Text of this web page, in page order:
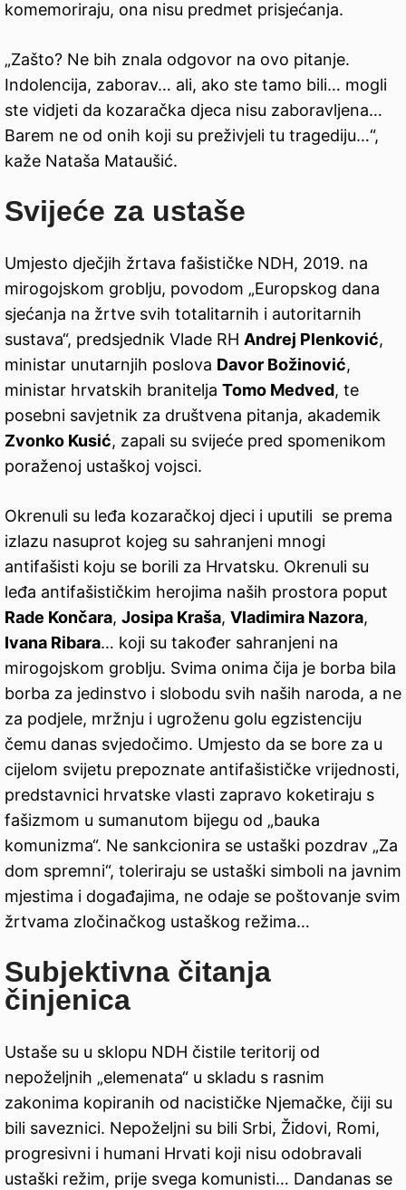
komemoriraju, ona nisu predmet prisjećanja.
„Zašto? Ne bih znala odgovor na ovo pitanje.
Indolencija, zaborav… ali, ako ste tamo bili… mogli
ste vidjeti da kozaračka djeca nisu zaboravljena…
Barem ne od onih koji su preživjeli tu tragediju…“,
kaže Nataša Mataušić.
Svijeće za ustaše
Umjesto dječjih žrtava fašističke NDH, 2019. na
mirogojskom groblju, povodom „Europskog dana
sjećanja na žrtve svih totalitarnih i autoritarnih
sustava“, predsjednik Vlade RH Andrej Plenković,
ministar unutarnjih poslova Davor Božinović,
ministar hrvatskih branitelja Tomo Medved, te
posebni savjetnik za društvena pitanja, akademik
Zvonko Kusić, zapali su svijeće pred spomenikom
poraženoj ustaškoj vojsci.
Okrenuli su leđa kozaračkoj djeci i uputili se prema
izlazu nasuprot kojeg su sahranjeni mnogi
antifašisti koju se borili za Hrvatsku. Okrenuli su
leđa antifašističkim herojima naših prostora poput
Rade Končara, Josipa Kraša, Vladimira Nazora,
Ivana Ribara… koji su također sahranjeni na
mirogojskom groblju. Svima onima čija je borba bila
borba za jedinstvo i slobodu svih naših naroda, a ne
za podjele, mržnju i ugroženu golu egzistenciju
čemu danas svjedočimo. Umjesto da se bore za u
cijelom svijetu prepoznate antifašističke vrijednosti,
predstavnici hrvatske vlasti zapravo koketiraju s
fašizmom u sumanutom bijegu od „bauka
komunizma“. Ne sankcionira se ustaški pozdrav „Za
dom spremni“, toleriraju se ustaški simboli na javnim
mjestima i događajima, ne odaje se poštovanje svim
žrtvama zločinačkog ustaškog režima…
Subjektivna čitanja
činjenica
Ustaše su u sklopu NDH čistile teritorij od
nepoželjnih „elemenata“ u skladu s rasnim
zakonima kopiranih od nacističke Njemačke, čiji su
bili saveznici. Nepoželjni su bili Srbi, Židovi, Romi,
progresivni i humani Hrvati koji nisu odobravali
ustaški režim, prije svega komunisti… Dandanas se